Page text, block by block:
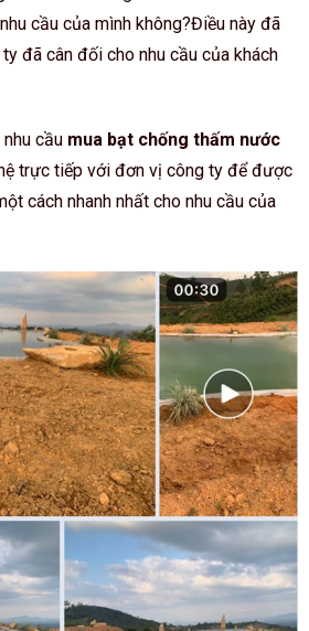
cầu của mình không?Điều này đã
đã cân đối cho nhu cầu của khách
cầu mua bạt chống thấm nước
trực tiếp với đơn vị công ty để được
cách nhanh nhất cho nhu cầu của